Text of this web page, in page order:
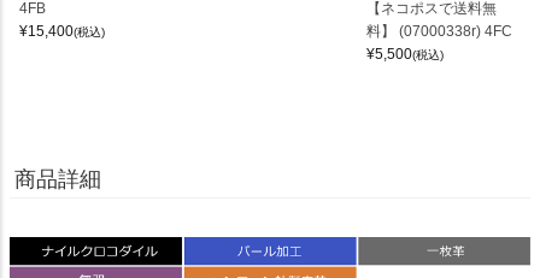
4FB
¥15,400(税込)
【ネコポスで送料無
料】 (07000338r) 4FC
¥5,500(税込)
商品詳細